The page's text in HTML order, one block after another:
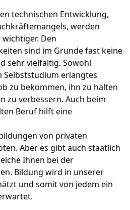
technischen Entwicklung,
werden
Den
sind im Grunde fast keine
sehr vielfältig. Sowohl
Selbststudium erlangtes
zu bekommen, ihn zu halten
zu verbessern. Auch beim
Beruf hilft eine
von privaten
Aber es gibt auch staatlich
Ihnen bei der
Bildung wird in unserer
und somit von jedem ein